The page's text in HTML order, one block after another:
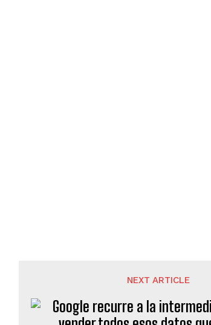
NEXT ARTICLE